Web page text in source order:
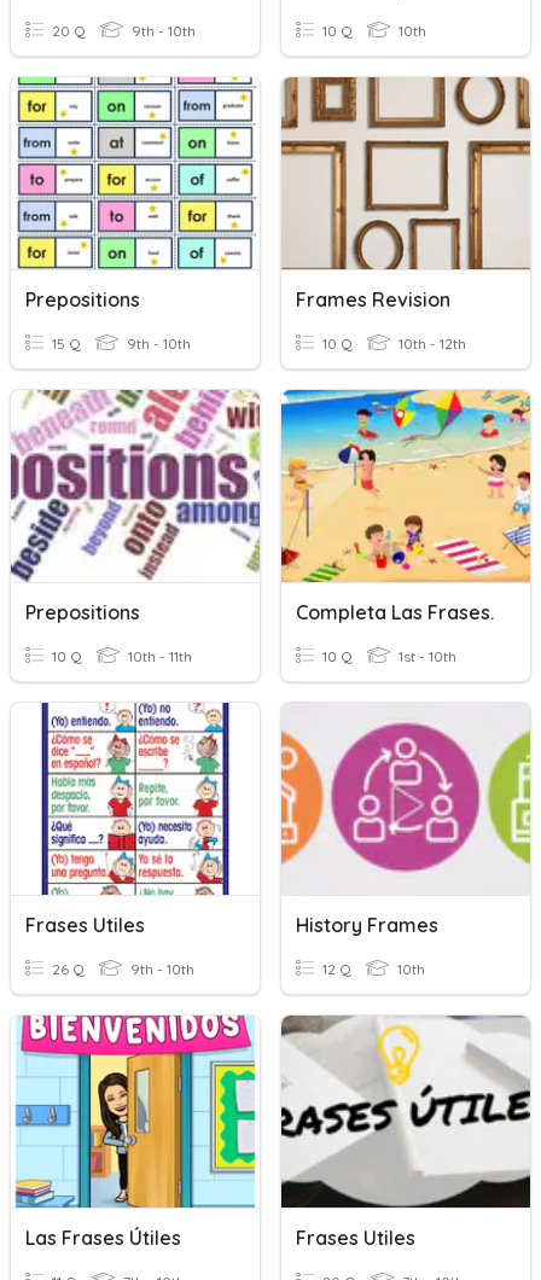
20 Q 9th - 10th 10 Q 10th
Prepositions
15 Q 9th - 10th
Frames Revision
10 Q 10th - 12th
Prepositions
10 Q 10th - 11th
Completa Las Frases.
10 Q 1st - 10th
Frases Utiles
26 Q 9th - 10th
History Frames
12 Q 10th
Las Frases Útiles Frases Utiles